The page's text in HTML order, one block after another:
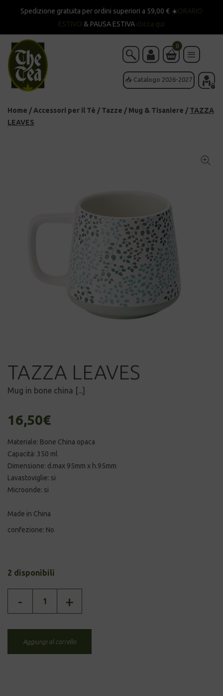
Spedizione gratuita per ordini superiori a 59,00 € ☀️ORARIO
ESTIVO & PAUSA ESTIVA clicca qui
📥 Catalogo 2026-2027
0
Home / Accessori per il Tè / Tazze / Mug & Tisaniere / TAZZA
LEAVES
TAZZA LEAVES
Mug in bone china [...]
16,50€
Materiale: Bone China opaca
Capacità: 350 ml
Dimensione: d.max 95mm x h.95mm
Lavastoviglie: si
Microonde: si
Made in China
confezione: No
2 disponibili
LEAVES
- +
Aggiungi al carrello